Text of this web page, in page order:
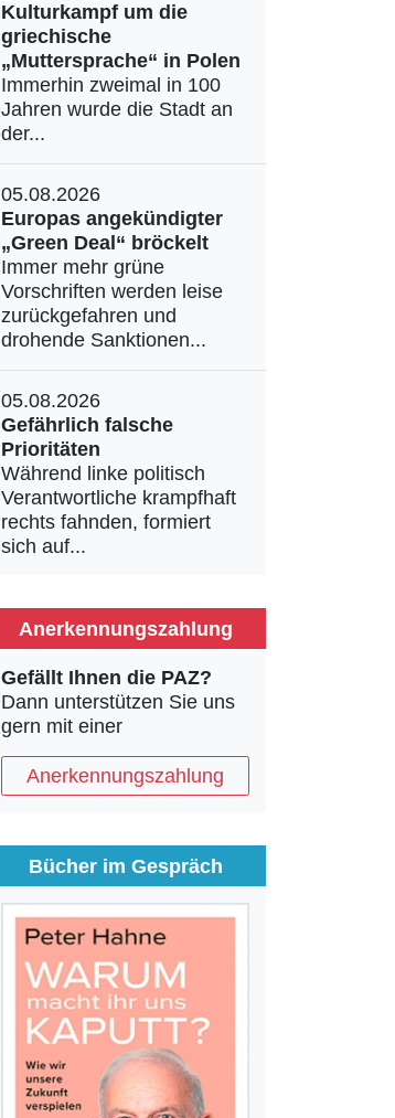
Kulturkampf um die
griechische
„Muttersprache“ in Polen
Immerhin zweimal in 100
Jahren wurde die Stadt an
der...
05.08.2026
Europas angekündigter
„Green Deal“ bröckelt
Immer mehr grüne
Vorschriften werden leise
zurückgefahren und
drohende Sanktionen...
05.08.2026
Gefährlich falsche
Prioritäten
Während linke politisch
Verantwortliche krampfhaft
rechts fahnden, formiert
sich auf...
Anerkennungszahlung
Gefällt Ihnen die PAZ?
Dann unterstützen Sie uns
gern mit einer
Anerkennungszahlung
Bücher im Gespräch